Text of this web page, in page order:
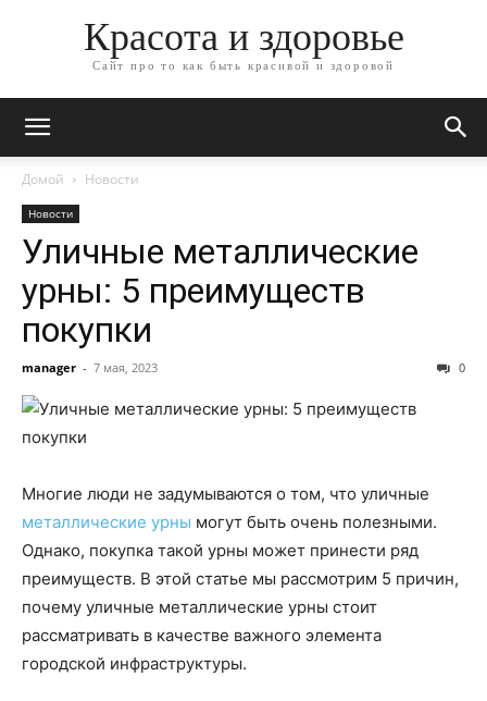
Красота и здоровье
Сайт про то как быть красивой и здоровой
Домой Новости
Новости
Уличные металлические
урны: 5 преимуществ
покупки
manager - 7 мая, 2023 0
Многие люди не задумываются о том, что уличные
металлические урны могут быть очень полезными.
Однако, покупка такой урны может принести ряд
преимуществ. В этой статье мы рассмотрим 5 причин,
почему уличные металлические урны стоит
рассматривать в качестве важного элемента
городской инфраструктуры.